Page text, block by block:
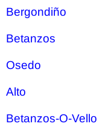
Bergondiño
Betanzos
Osedo
Alto
Betanzos-O-Vello